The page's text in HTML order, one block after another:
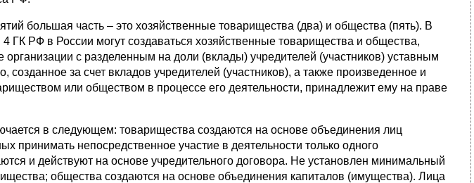
большая часть – это хозяйственные товарищества (два) и общества (пять). В
ГК РФ в России могут создаваться хозяйственные товарищества и общества,
с разделенным на доли (вклады) учредителей (участников) уставным
за счет вкладов учредителей (участников), а также произведенное и
или обществом в процессе его деятельности, принадлежит ему на праве
в следующем: товарищества создаются на основе объединения лиц
принимать непосредственное участие в деятельности только одного
и действуют на основе учредительного договора. Не установлен минимальный
общества создаются на основе объединения капиталов (имущества). Лица